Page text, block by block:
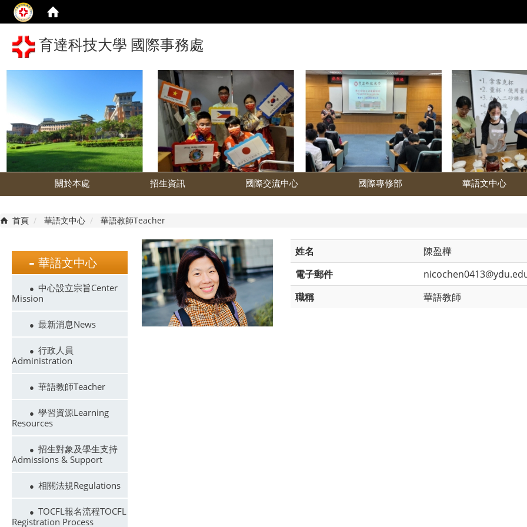
育達科技大學 國際事務處
關於本處 招生資訊 國際交流中心 國際專修部 華語文中心
首頁 華語文中心 華語教師Teacher
華語文中心
中心設立宗旨Center
Mission
最新消息News
行政人員
Administration
華語教師Teacher
學習資源Learning
Resources
招生對象及學生支持
Admissions & Support
相關法規Regulations
TOCFL報名流程TOCFL
Registration Process
姓名
陳盈樺
電子郵件
職稱
華語教師